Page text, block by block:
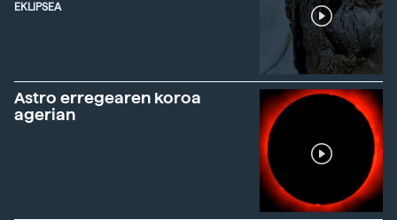
EKLIPSEA
Astro erregearen koroa
agerian